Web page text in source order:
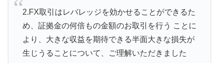
2.FX取引はレバレッジを効かせることができるた
め、証拠金の何倍もの金額のお取引を行う ことに
より、大きな収益を期待できる半面大きな損失が
生じうることについて、ご理解いただきました